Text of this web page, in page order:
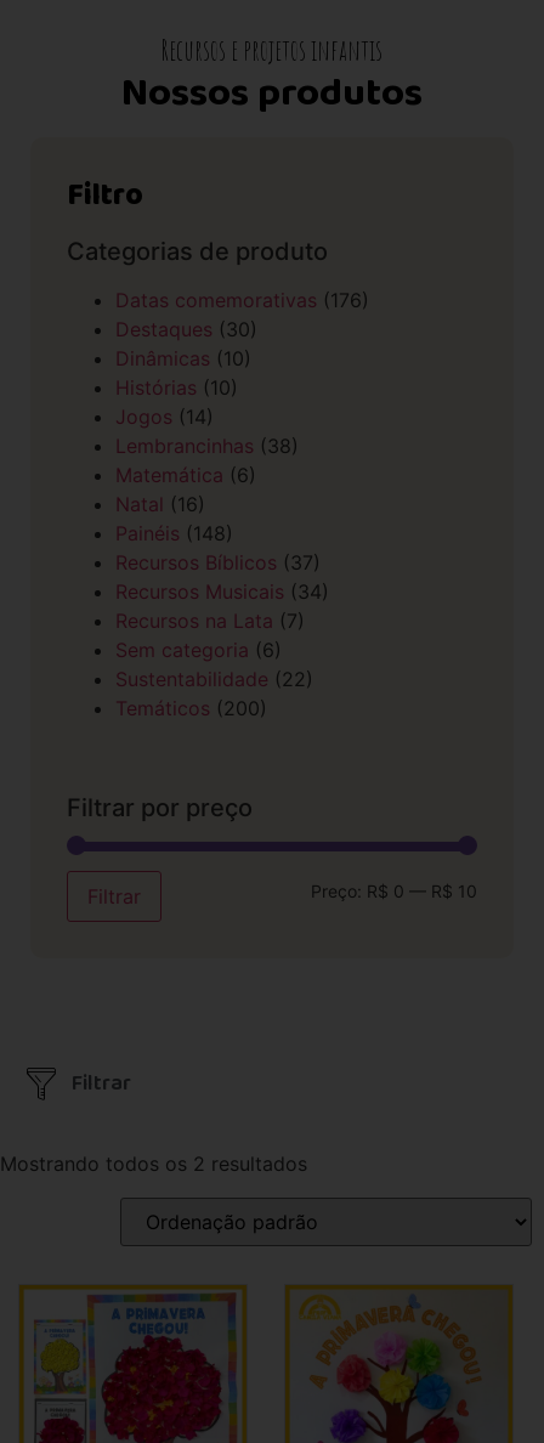
Recursos e projetos infantis
Nossos produtos
Filtro
Categorias de produto
Datas comemorativas (176)
Destaques (30)
Dinâmicas (10)
Histórias (10)
Jogos (14)
Lembrancinhas (38)
Matemática (6)
Natal (16)
Painéis (148)
Recursos Bíblicos (37)
Recursos Musicais (34)
Recursos na Lata (7)
Sem categoria (6)
Sustentabilidade (22)
Temáticos (200)
Filtrar por preço
Filtrar Preço: R$ 0 — R$ 10
Filtrar
Mostrando todos os 2 resultados